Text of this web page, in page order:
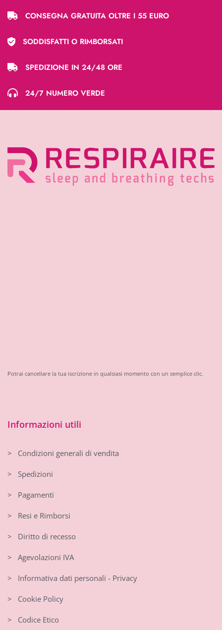
CONSEGNA GRATUITA OLTRE I 55 EURO
SODDISFATTI O RIMBORSATI
SPEDIZIONE IN 24/48 ORE
24/7 NUMERO VERDE
Potrai cancellare la tua iscrizione in qualsiasi momento con un semplice clic.
Informazioni utili
> Condizioni generali di vendita
> Spedizioni
> Pagamenti
> Resi e Rimborsi
> Diritto di recesso
> Agevolazioni IVA
> Informativa dati personali - Privacy
> Cookie Policy
> Codice Etico